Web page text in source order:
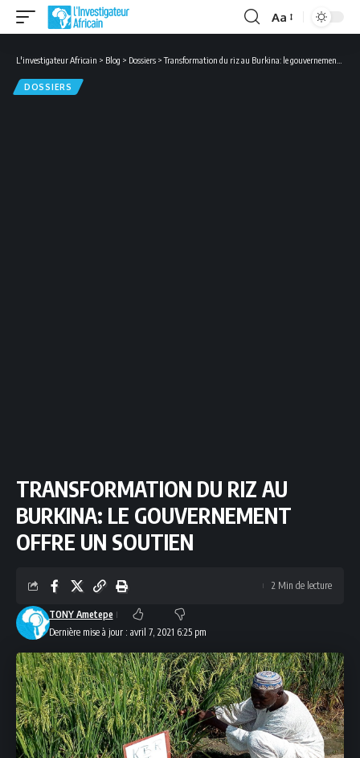
Font
Aa
L'investigateur Africain > Blog > Dossiers >Transformation du riz au Burkina: le gouvernement offre un soutien
DOSSIERS
TRANSFORMATION DU RIZ AU
BURKINA: LE GOUVERNEMENT
OFFRE UN SOUTIEN
Dernière mise à jour : avril 7, 2021 6:25 pm
TONY Ametepe
2 Min de lecture